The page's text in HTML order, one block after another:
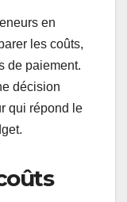
en
les coûts,
de paiement.
décision
qui répond le